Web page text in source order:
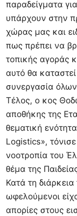
παραδείγματα
υπάρχουν στην
χώρας μας και
πως πρέπει να
τοπικής αγοράς
αυτό θα
συνεργασία
Τέλος, ο κος
αποθήκης της
θεματική
Logistics»,
νοοτροπία του
θέμα της
Κατά τη
ωφελούμενοι
απορίες στους